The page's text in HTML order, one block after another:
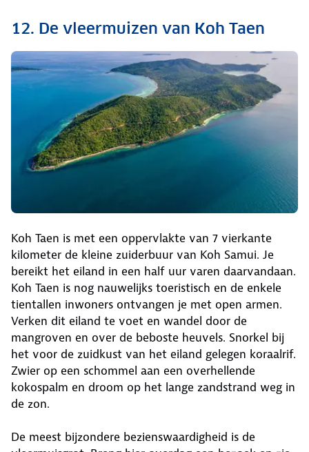
12. De vleermuizen van Koh Taen
Koh Taen is met een oppervlakte van 7 vierkante
kilometer de kleine zuiderbuur van Koh Samui. Je
bereikt het eiland in een half uur varen daarvandaan.
Koh Taen is nog nauwelijks toeristisch en de enkele
tientallen inwoners ontvangen je met open armen.
Verken dit eiland te voet en wandel door de
mangroven en over de beboste heuvels. Snorkel bij
het voor de zuidkust van het eiland gelegen koraalrif.
Zwier op een schommel aan een overhellende
kokospalm en droom op het lange zandstrand weg in
de zon.
De meest bijzondere bezienswaardigheid is de